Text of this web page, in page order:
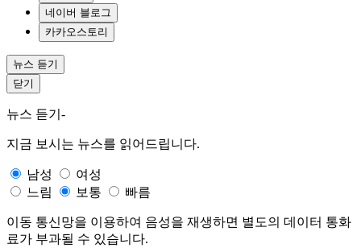
네이버 블로그
카카오스토리
뉴스 듣기
닫기
뉴스 듣기-
지금 보시는 뉴스를 읽어드립니다.
남성
여성
느림
보통 빠름
이동 통신망을 이용하여 음성을 재생하면 별도의 데이터 통화
료가 부과될 수 있습니다.